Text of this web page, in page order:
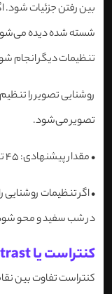
بین رفتن جزئیات شود.
شسته شده دیده
تنظیمات دیگر انجام
روشنایی تصویر را
تصویر می‌شود.
•مقدار پیشنهادی: 45 تا 55
•
در شب سفید و محو
کنتراست یا Contrast؛ تعادل تاریکی و روشنایی
کنتراست تفاوت بین